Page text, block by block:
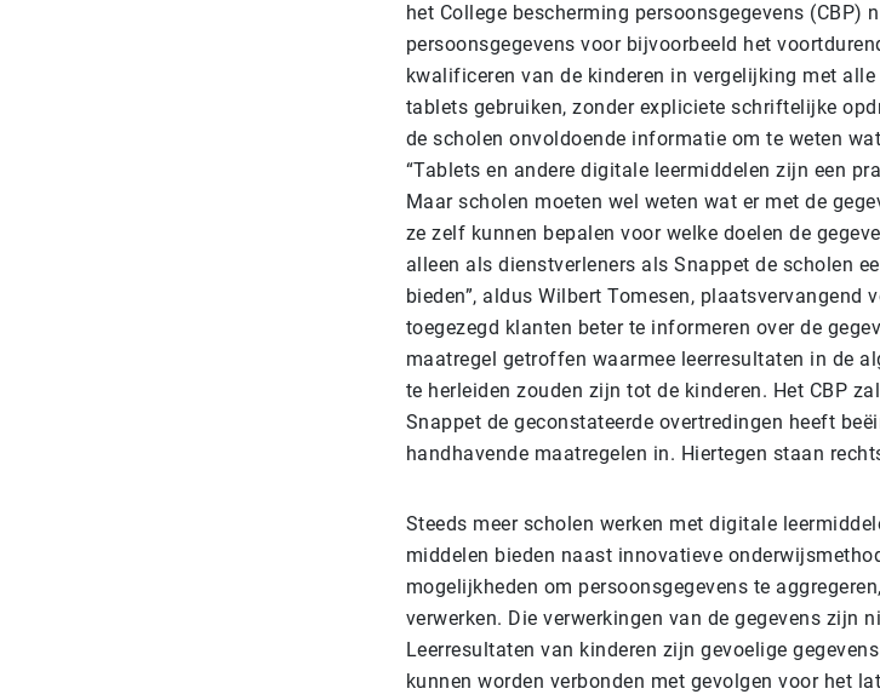
het College bescherming persoonsgegevens (CBP)
persoonsgegevens voor bijvoorbeeld het
kwalificeren van de kinderen in vergelijking met
tablets gebruiken, zonder expliciete schriftelijke
de scholen onvoldoende informatie om te weten
“Tablets en andere digitale leermiddelen zijn een
Maar scholen moeten wel weten wat er met de
ze zelf kunnen bepalen voor welke doelen de
alleen als dienstverleners als Snappet de scholen
bieden”, aldus Wilbert Tomesen, plaatsvervangend
toegezegd klanten beter te informeren over de
maatregel getroffen waarmee leerresultaten in de
te herleiden zouden zijn tot de kinderen. Het CBP
Snappet de geconstateerde overtredingen heeft
handhavende maatregelen in. Hiertegen staan
Steeds meer scholen werken met digitale
middelen bieden naast innovatieve
mogelijkheden om persoonsgegevens te
verwerken. Die verwerkingen van de gegevens zijn
Leerresultaten van kinderen zijn gevoelige
kunnen worden verbonden met gevolgen voor het